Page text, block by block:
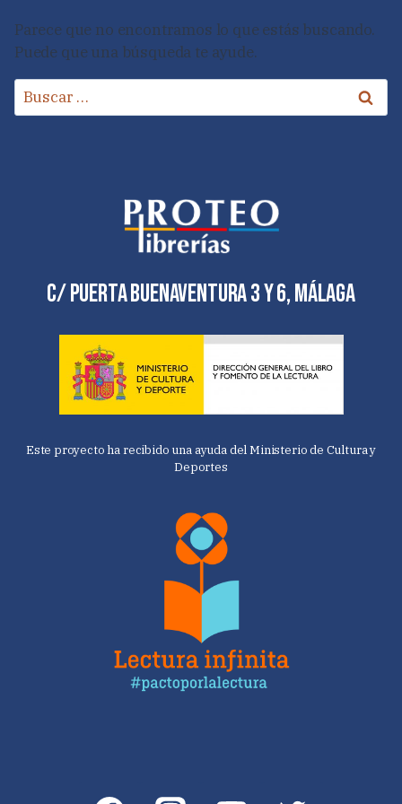
Parece que no encontramos lo que estás buscando.
Puede que una búsqueda te ayude.
Buscar:
C/ Puerta Buenaventura 3 y 6, Málaga
Este proyecto ha recibido una ayuda del Ministerio de Cultura y
Deportes